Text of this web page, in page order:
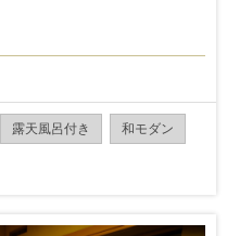
露天風呂付き 和モダン